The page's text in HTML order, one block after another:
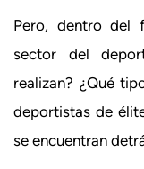
Pero, dentro del
sector del
realizan? ¿Qué
deportistas de
se encuentran